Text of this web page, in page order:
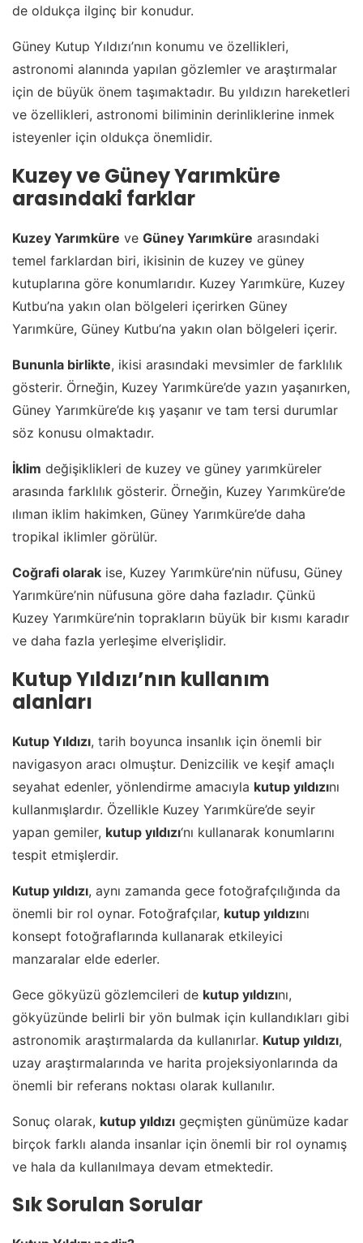
de oldukça ilginç bir konudur.
Güney Kutup Yıldızı’nın konumu ve özellikleri,
astronomi alanında yapılan gözlemler ve araştırmalar
için de büyük önem taşımaktadır. Bu yıldızın hareketleri
ve özellikleri, astronomi biliminin derinliklerine inmek
isteyenler için oldukça önemlidir.
Kuzey ve Güney Yarımküre
arasındaki farklar
Kuzey Yarımküre ve Güney Yarımküre arasındaki
temel farklardan biri, ikisinin de kuzey ve güney
kutuplarına göre konumlarıdır. Kuzey Yarımküre, Kuzey
Kutbu’na yakın olan bölgeleri içerirken Güney
Yarımküre, Güney Kutbu’na yakın olan bölgeleri içerir.
Bununla birlikte, ikisi arasındaki mevsimler de farklılık
gösterir. Örneğin, Kuzey Yarımküre’de yazın yaşanırken,
Güney Yarımküre’de kış yaşanır ve tam tersi durumlar
söz konusu olmaktadır.
İklim değişiklikleri de kuzey ve güney yarımküreler
arasında farklılık gösterir. Örneğin, Kuzey Yarımküre’de
ılıman iklim hakimken, Güney Yarımküre’de daha
tropikal iklimler görülür.
Coğrafi olarak ise, Kuzey Yarımküre’nin nüfusu, Güney
Yarımküre’nin nüfusuna göre daha fazladır. Çünkü
Kuzey Yarımküre’nin toprakların büyük bir kısmı karadır
ve daha fazla yerleşime elverişlidir.
Kutup Yıldızı’nın kullanım
alanları
Kutup Yıldızı, tarih boyunca insanlık için önemli bir
navigasyon aracı olmuştur. Denizcilik ve keşif amaçlı
seyahat edenler, yönlendirme amacıyla kutup yıldızını
kullanmışlardır. Özellikle Kuzey Yarımküre’de seyir
yapan gemiler, kutup yıldızı‘nı kullanarak konumlarını
tespit etmişlerdir.
Kutup yıldızı, aynı zamanda gece fotoğrafçılığında da
önemli bir rol oynar. Fotoğrafçılar, kutup yıldızını
konsept fotoğraflarında kullanarak etkileyici
manzaralar elde ederler.
Gece gökyüzü gözlemcileri de kutup yıldızını,
gökyüzünde belirli bir yön bulmak için kullandıkları gibi
astronomik araştırmalarda da kullanırlar. Kutup yıldızı,
uzay araştırmalarında ve harita projeksiyonlarında da
önemli bir referans noktası olarak kullanılır.
Sonuç olarak, kutup yıldızı geçmişten günümüze kadar
birçok farklı alanda insanlar için önemli bir rol oynamış
ve hala da kullanılmaya devam etmektedir.
Sık Sorulan Sorular